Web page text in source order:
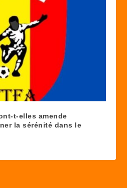
t-elles amende
la sérénité dans le